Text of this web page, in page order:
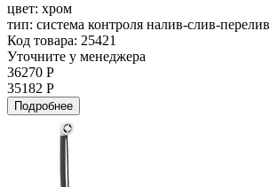
цвет: хром
тип: система контроля налив-слив-перелив
Код товара: 25421
Уточните у менеджера
36270 Р
35182 Р
Подробнее